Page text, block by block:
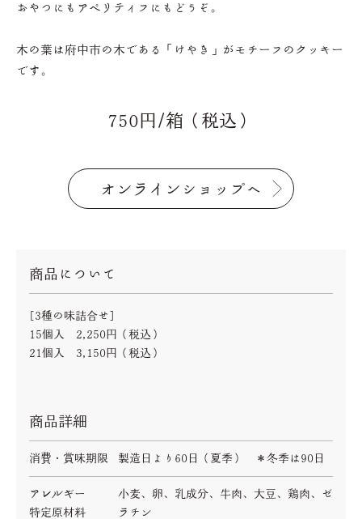
おやつにもアペリティフにもどうぞ。
木の葉は府中市の木である「けやき」がモチーフのクッキー
です。
750円/箱（税込）
オンラインショップへ
商品について
[3種の味詰合せ]
15個入 2,250円（税込）
21個入 3,150円（税込）
商品詳細
消費・賞味期限 製造日より60日（夏季） ＊冬季は90日
アレルギー
特定原材料
小麦、卵、乳成分、牛肉、大豆、鶏肉、ゼ
ラチン